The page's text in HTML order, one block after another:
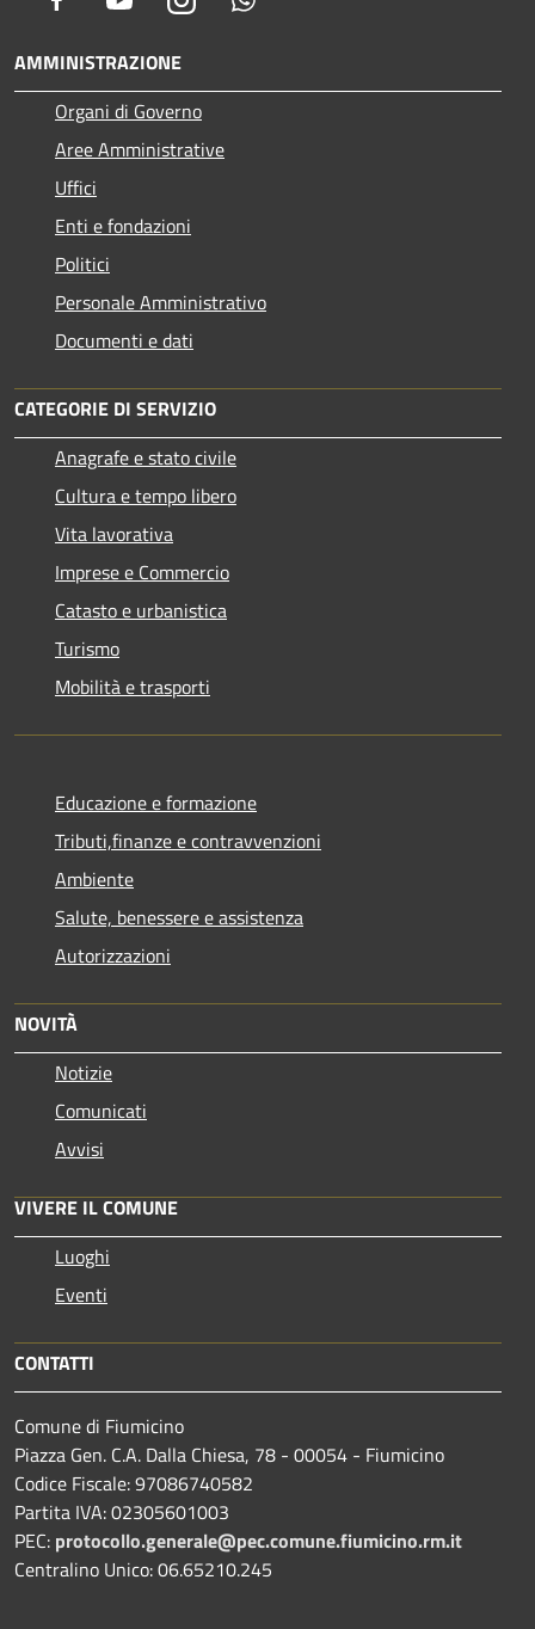
AMMINISTRAZIONE
Organi di Governo
Aree Amministrative
Uffici
Enti e fondazioni
Politici
Personale Amministrativo
Documenti e dati
CATEGORIE DI SERVIZIO
Anagrafe e stato civile
Cultura e tempo libero
Vita lavorativa
Imprese e Commercio
Catasto e urbanistica
Turismo
Mobilità e trasporti
Educazione e formazione
Tributi,finanze e contravvenzioni
Ambiente
Salute, benessere e assistenza
Autorizzazioni
NOVITÀ
Notizie
Comunicati
Avvisi
VIVERE IL COMUNE
Luoghi
Eventi
CONTATTI
Comune di Fiumicino
Piazza Gen. C.A. Dalla Chiesa, 78 - 00054 - Fiumicino
Codice Fiscale: 97086740582
Partita IVA: 02305601003
PEC: protocollo.generale@pec.comune.fiumicino.rm.it
Centralino Unico: 06.65210.245